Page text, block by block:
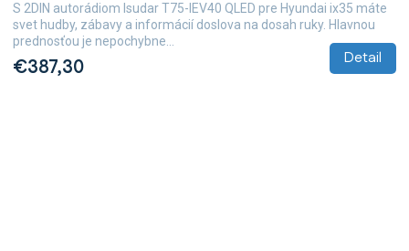
€387,30 Detail
S 2DIN autorádiom Isudar T75-IEV40 QLED pre Hyundai ix35 máte
svet hudby, zábavy a informácií doslova na dosah ruky. Hlavnou
prednosťou je nepochybne...